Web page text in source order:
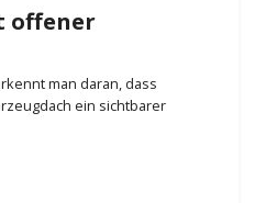
offener
man daran, dass
ein sichtbarer